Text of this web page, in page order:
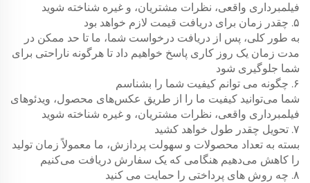
فیلمبرداری واقعی، نظرات مشتریان، و غیره شناخته شوید
۵. چقدر زمان برای دریافت قیمت لازم خواهد بود
به طور کلی، پس از دریافت درخواست شما، ما تا حد ممکن در
مدت زمان یک روز کاری پاسخ خواهیم داد تا هرگونه ناراحتی برای
شما جلوگیری شود
۶. چگونه می توانم کیفیت شما را بشناسم
شما می‌توانید کیفیت ما را از طریق عکس‌های محصول، ویدئوهای
فیلمبرداری واقعی، نظرات مشتریان، و غیره شناخته شوید
۷. تحویل چقدر طول خواهد کشید
بسته به تعداد محصولات و سهولت پردازش، ما معمولاً زمان تولید
را کاهش می‌دهیم هنگامی که یک سفارش دریافت می‌کنیم
۸. چه روش های پرداختی را حمایت می کنید